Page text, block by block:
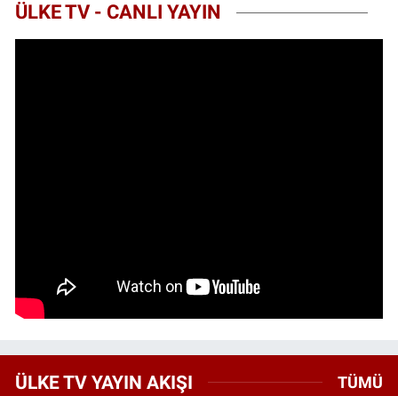
ÜLKE TV - CANLI YAYIN
ÜLKE TV YAYIN AKIŞI TÜMÜ